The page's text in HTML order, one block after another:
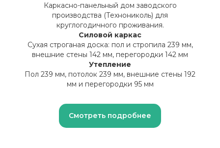
Каркасно-панельный дом заводского
производства (Технониколь) для
круглогодичного проживания.
Силовой каркас
Сухая строганая доска: пол и стропила 239 мм,
внешние стены 142 мм, перегородки 142 мм
Утепление
Пол 239 мм, потолок 239 мм, внешние стены 192
мм и перегородки 95 мм
Смотреть подробнее